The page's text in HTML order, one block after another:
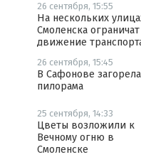
26 сентября, 15:55
На нескольких
Смоленска ограничат
движение
26 сентября, 15:45
В Сафонове
пилорама
25 сентября, 14:33
Цветы возложили к
Вечному огню в
Смоленске